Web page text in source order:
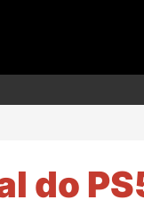
do